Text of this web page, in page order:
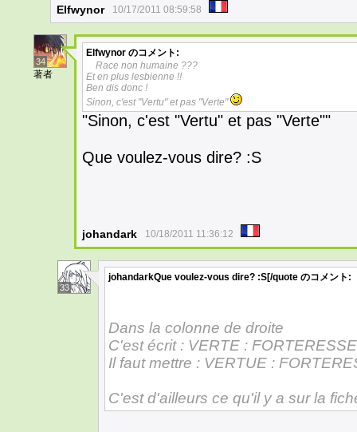
Elfwynor 10/17/2011 08:59:58
34
著者
Elfwynor のコメント:
Race non humaine ???
Et en plus lesbienne !!
Ben dis donc !
Sinon, c'est "Vertu" et pas "Verte"
"Sinon, c'est "Vertu" et pas "Verte""
Que voulez-vous dire? :S
johandark 10/18/2011 11:36:12
33
johandarkQue voulez-vous dire? :S[/quote のコメント:
Dans la colonne de droite
C'est écrit : VERTE : FORTERESSE
Il faut mettre : VERTUE :
C'est d'ailleurs ce qu'il y a sur la